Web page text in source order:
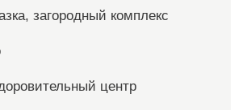
загородный комплекс
центр